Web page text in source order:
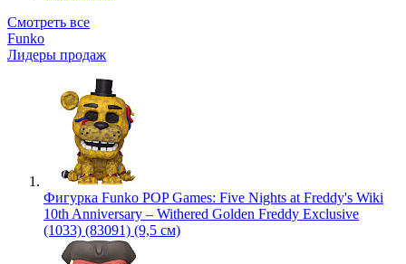
Смотреть все
Funko
Лидеры продаж
Фигурка Funko POP Games: Five Nights at Freddy's Wiki
10th Anniversary – Withered Golden Freddy Exclusive
(1033) (83091) (9,5 см)